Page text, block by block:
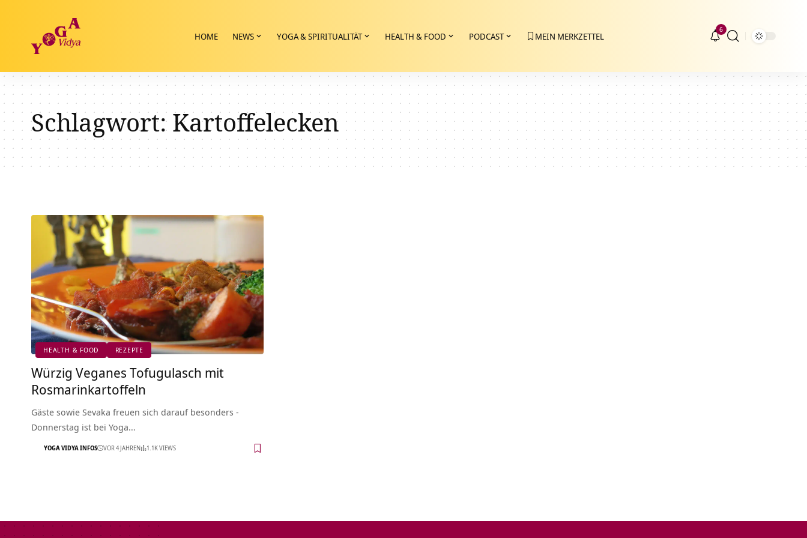
HOME NEWS YOGA & SPIRITUALITÄT HEALTH & FOOD PODCAST MEIN MERKZETTEL
6
Schlagwort:Kartoffelecken
HEALTH & FOOD REZEPTE
Würzig Veganes Tofugulasch mit
Rosmarinkartoffeln
Gäste sowie Sevaka freuen sich darauf besonders -
Donnerstag ist bei Yoga…
YOGA VIDYA INFOS VOR 4 JAHREN 1.1K VIEWS